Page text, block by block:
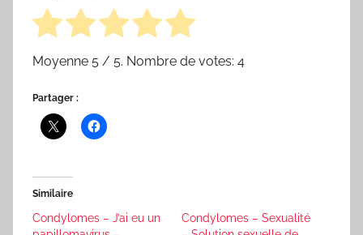
Moyenne 5 / 5. Nombre de votes: 4
Partager :
Similaire
Condylomes – J’ai eu un
Condylomes – Sexualité